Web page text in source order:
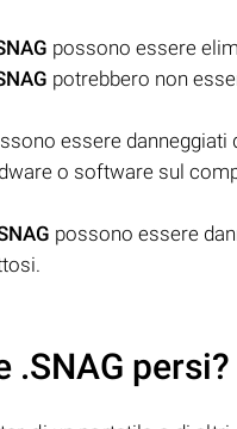
possono essere
potrebbero non
essere danneggiati
o software sul
possono essere
.SNAG persi?